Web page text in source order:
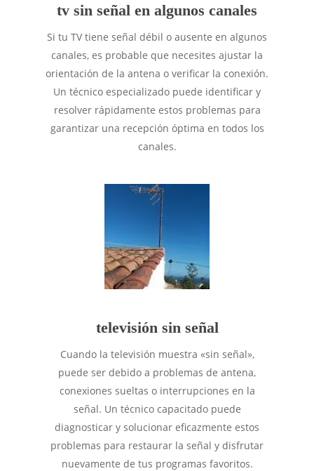
tv sin señal en algunos canales
Si tu TV tiene señal débil o ausente en algunos
canales, es probable que necesites ajustar la
orientación de la antena o verificar la conexión.
Un técnico especializado puede identificar y
resolver rápidamente estos problemas para
garantizar una recepción óptima en todos los
canales.
televisión sin señal
Cuando la televisión muestra «sin señal»,
puede ser debido a problemas de antena,
conexiones sueltas o interrupciones en la
señal. Un técnico capacitado puede
diagnosticar y solucionar eficazmente estos
problemas para restaurar la señal y disfrutar
nuevamente de tus programas favoritos.